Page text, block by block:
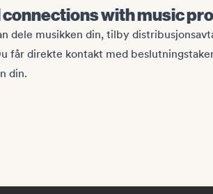
connections with music
dele musikken din, tilby
får direkte kontakt med
din.